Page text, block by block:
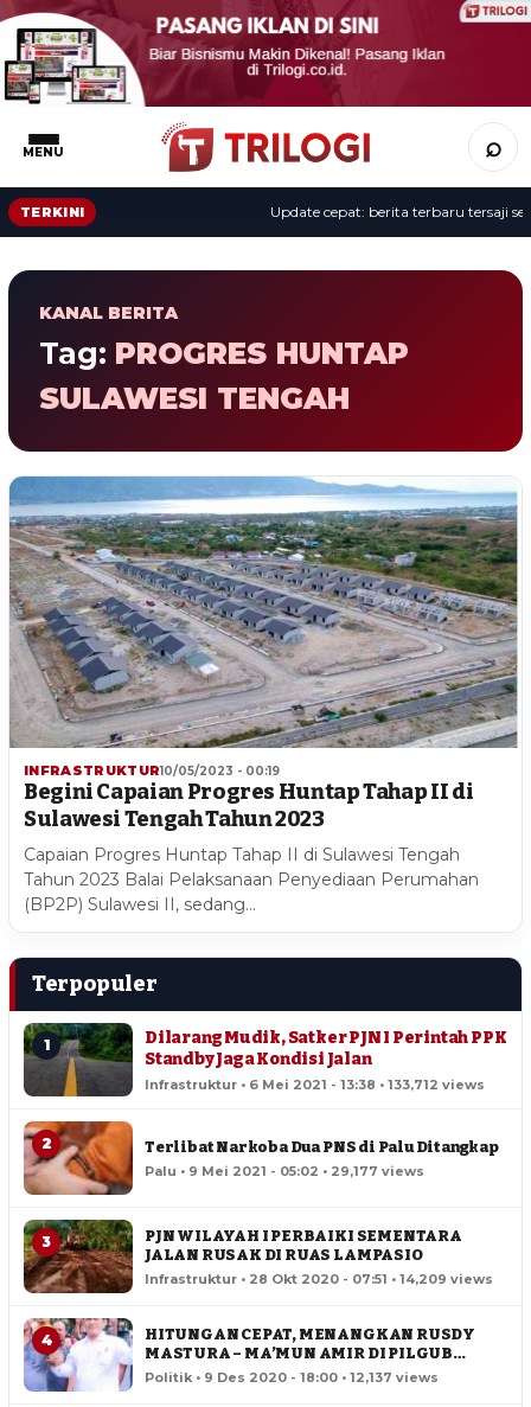
MENU ⌕
TERKINI Update cepat: berita terbaru tersaji
KANAL BERITA
Tag: PROGRES HUNTAP
SULAWESI TENGAH
INFRASTRUKTUR10/05/2023 - 00:19
Begini Capaian Progres Huntap Tahap II di
Sulawesi Tengah Tahun 2023
Capaian Progres Huntap Tahap II di Sulawesi Tengah
Tahun 2023 Balai Pelaksanaan Penyediaan Perumahan
(BP2P) Sulawesi II, sedang…
Terpopuler
1
Dilarang Mudik, Satker PJN I Perintah PPK
Standby Jaga Kondisi Jalan
Infrastruktur • 6 Mei 2021 - 13:38 • 133,712 views
2 Terlibat Narkoba Dua PNS di Palu Ditangkap
Palu • 9 Mei 2021 - 05:02 • 29,177 views
3
PJN WILAYAH I PERBAIKI SEMENTARA
JALAN RUSAK DI RUAS LAMPASIO
Infrastruktur • 28 Okt 2020 - 07:51 • 14,209 views
4
HITUNGAN CEPAT, MENANGKAN RUSDY
MASTURA – MA’MUN AMIR DI PILGUB
SULTENG
Politik • 9 Des 2020 - 18:00 • 12,137 views